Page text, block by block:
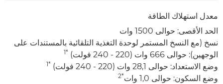
معدل استهلاك الطاقة
الحد الأقصى: حوالى 1500 وات
نسخ (مع النسخ المستمر لوحدة التغذية التلقائية بالمستندات على
الوجهين): حوالى 666 وات (220 - 240 فولت)
*1
وضع الاستعداد: حوالى 28,1 وات (220 - 240 فولت) *1
وضع السكون: حوالى 1,0 وات *2